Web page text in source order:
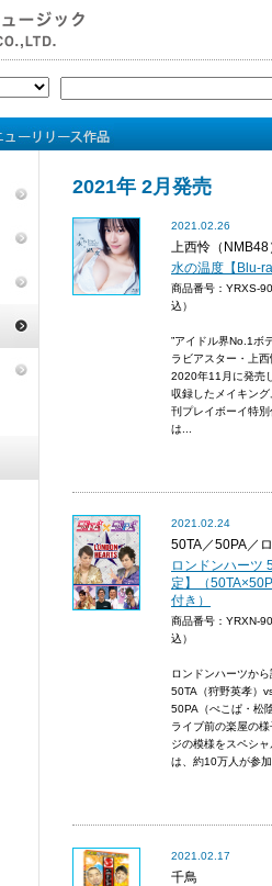
2021年 2月発売
2021.02.26
上西怜（NMB48
水の温度【Blu-
商品番号：YRXS-
込）
”アイドル界No.1ボ
ラビアスター・上
2020年11月に発売
収録したメイキン
刊プレイボーイ特
は...
2021.02.24
50TA／50PA／
ロンドンハーツ
定】（
付き）
商品番号：YRXN-
込）
ロンドンハーツか
50TA（狩野英孝）
50PA（ぺこぱ・松
ライブ前の楽屋の
ジの模様をスペシ
は、約10万人が参
2021.02.17
千鳥